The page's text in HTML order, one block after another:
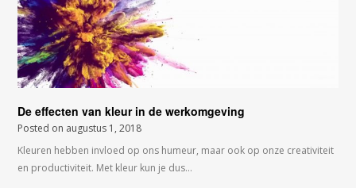
De effecten van kleur in de werkomgeving
Posted on augustus 1, 2018
Kleuren hebben invloed op ons humeur, maar ook op onze creativiteit
en productiviteit. Met kleur kun je dus…